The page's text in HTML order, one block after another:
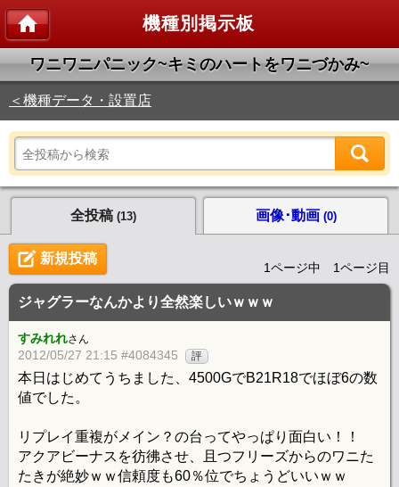
機種別掲示板
ワニワニパニック~キミのハートをワニづかみ~
＜機種データ・設置店
全投稿 (13) 画像･動画 (0)
新規投稿
1ページ中 1ページ目
ジャグラーなんかより全然楽しいｗｗｗ
すみれれさん
2012/05/27 21:15 #4084345 評
本日はじめてうちました、4500GでB21R18でほぼ6の数
値でした。
リプレイ重複がメイン？の台ってやっぱり面白い！！
アクアビーナスを彷彿させ、且つフリーズからのワニた
たきが絶妙ｗｗ信頼度も60％位でちょうどいいｗｗ